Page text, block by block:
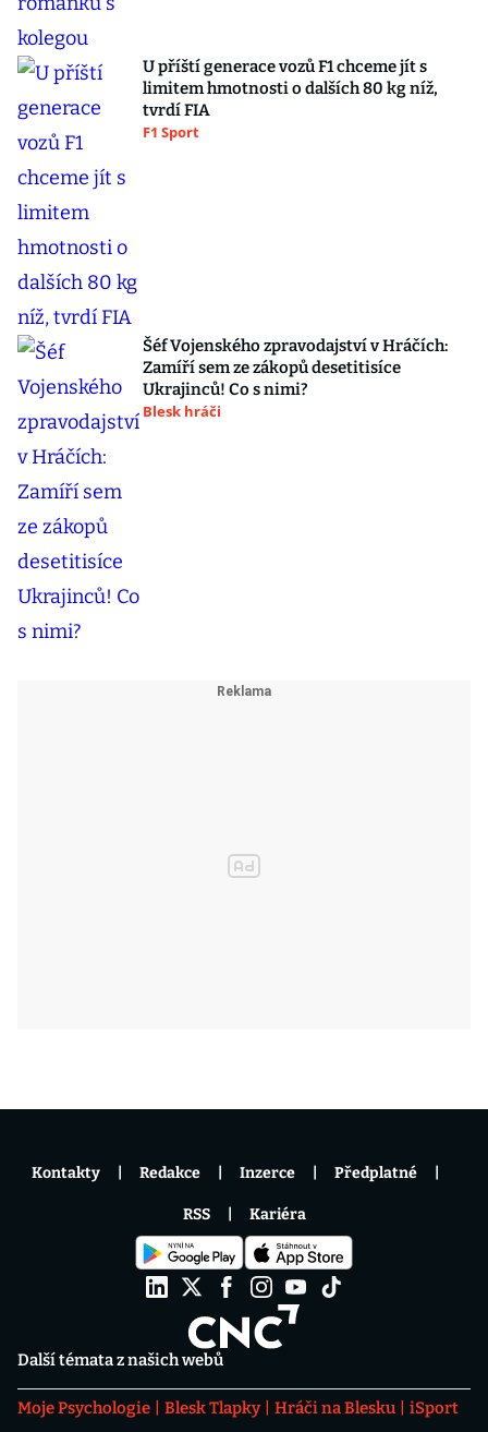
U příští generace vozů F1 chceme jít s
limitem hmotnosti o dalších 80 kg níž,
tvrdí FIA
F1 Sport
Šéf Vojenského zpravodajství v Hráčích:
Zamíří sem ze zákopů desetitisíce
Ukrajinců! Co s nimi?
Blesk hráči
Další témata z našich webů
Moje Psychologie Blesk Tlapky Hráči na Blesku
iSport
Kontakty Redakce Inzerce Předplatné
RSS Kariéra